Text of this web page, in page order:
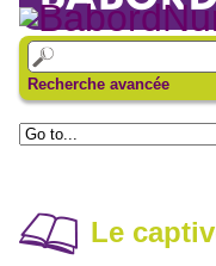
Recherche avancée
Le